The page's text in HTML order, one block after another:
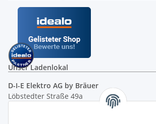
Unser Ladenlokal
D-I-E Elektro AG by Bräuer
Löbstedter Straße 49a
( siehe Google-Maps )